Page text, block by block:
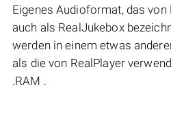
Eigenes Audioformat, das von
auch als RealJukebox
werden in einem etwas
als die von RealPlayer
.RAM .